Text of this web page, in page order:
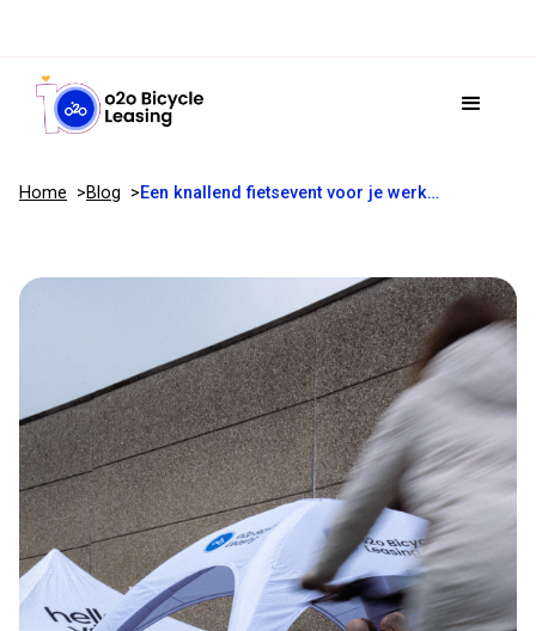
Home Blog Een knallend fietsevent voor je werknemers